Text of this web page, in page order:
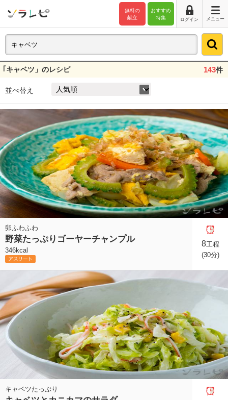
おすすめ
特集
無料の
献立
ログイン メニュー
｢キャベツ」のレシピ 143件
並べ替え
卵ふわふわ
野菜たっぷりゴーヤーチャンプル
346kcal
8工程
(30分)
キャベツたっぷり